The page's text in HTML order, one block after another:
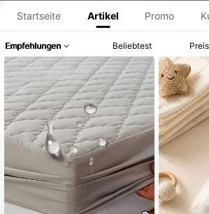
Startseite Artikel Promo
Empfehlungen Beliebtest Preis